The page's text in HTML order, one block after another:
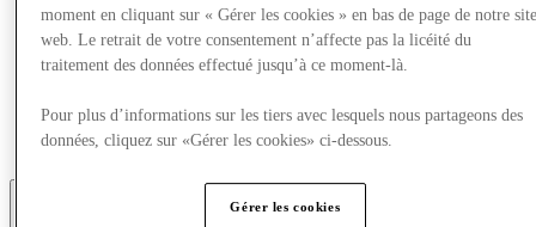
Magasins
Offres
Planifiez votre visite
Mangez et buvez
Cartes cadeaux
Services
moment en cliquant sur « Gérer les cookies » en bas de page de notre
web. Le retrait de votre consentement n’affecte pas la licéité du
traitement des données effectué jusqu’à ce moment-là.
Pour plus d’informations sur les tiers avec lesquels nous partageons des
données, cliquez sur «Gérer les cookies» ci-dessous.
Gérer les cookies